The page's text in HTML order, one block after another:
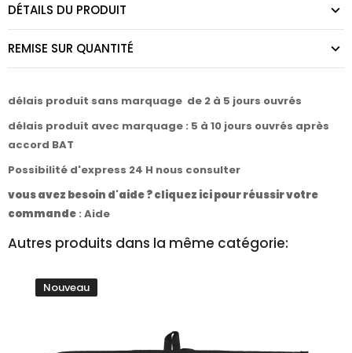
DÉTAILS DU PRODUIT
REMISE SUR QUANTITÉ
délais produit sans marquage de 2 à 5 jours ouvrés
délais produit avec marquage : 5 à 10 jours ouvrés après
accord BAT
Possibilité d'express 24 H nous consulter
vous avez besoin d'aide ? cliquez ici pour réussir votre
commande : Aide
Autres produits dans la même catégorie:
Nouveau